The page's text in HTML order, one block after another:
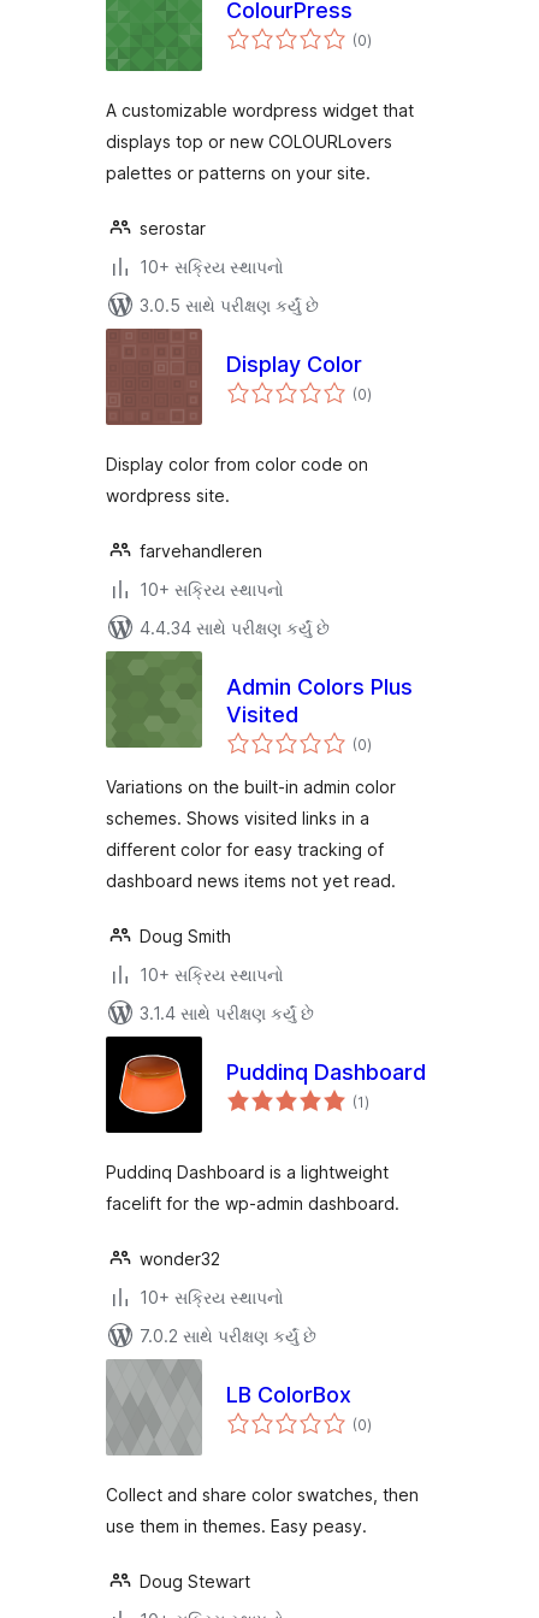
ColourPress
(0કુલ
રેટિંગ્સ
)
A customizable wordpress widget that
displays top or new COLOURLovers
palettes or patterns on your site.
serostar
10+ સક્રિય સ્થાપનો
3.0.5 સાથે પરીક્ષણ કર્યું છે
Display Color
(0કુલ
રેટિંગ્સ
)
Display color from color code on
wordpress site.
farvehandleren
10+ સક્રિય સ્થાપનો
4.4.34 સાથે પરીક્ષણ કર્યું છે
Admin Colors Plus
Visited
(0કુલ
રેટિંગ્સ
)
Variations on the built-in admin color
schemes. Shows visited links in a
different color for easy tracking of
dashboard news items not yet read.
Doug Smith
10+ સક્રિય સ્થાપનો
3.1.4 સાથે પરીક્ષણ કર્યું છે
Puddinq Dashboard
(1કુલ
રેટિંગ્સ
)
Puddinq Dashboard is a lightweight
facelift for the wp-admin dashboard.
wonder32
10+ સક્રિય સ્થાપનો
7.0.2 સાથે પરીક્ષણ કર્યું છે
LB ColorBox
(0કુલ
રેટિંગ્સ
)
Collect and share color swatches, then
use them in themes. Easy peasy.
Doug Stewart